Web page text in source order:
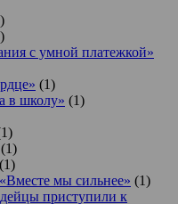
с умной платежкой»
(1)
в школу» (1)
(1)
(1)
мы сильнее» (1)
приступили к